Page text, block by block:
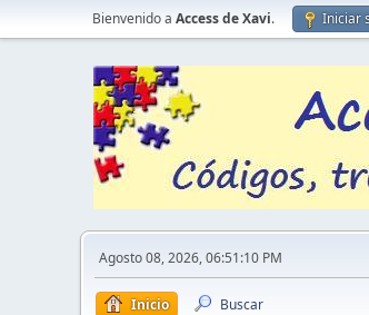
Bienvenido a Access de Xavi. Iniciar
Agosto 08, 2026, 06:51:10 PM
Inicio Buscar